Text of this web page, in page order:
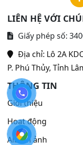
LIÊN HỆ VỚI
Giấy phép số:
Địa chỉ: Lô 2A
P. Phú Thủy, Tỉnh
THÔNG TIN
Giới thiệu
Hoạt động
Album ảnh